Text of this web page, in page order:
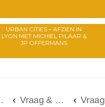
URBAN CITIES – AFZIEN IN
LYON MET MICHIEL PILAAR &
JP OFFERMANS
Vraag & aanbod Vraag